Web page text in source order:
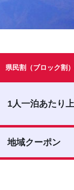
県民割（ブロック割
1人一泊あたり
地域クーポン